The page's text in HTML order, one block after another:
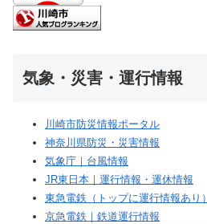
気象・災害・運行情報
川崎市防災情報ポータル
神奈川県防災・災害情報
気象庁｜台風情報
JR東日本｜運行情報・運休情報
東急電鉄（トップに運行情報あり）
京急電鉄｜鉄道運行情報